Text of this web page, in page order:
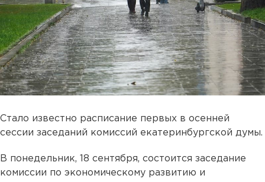
Стало известно расписание первых в осенней
сессии заседаний комиссий екатеринбургской думы.
В понедельник, 18 сентября, состоится заседание
комиссии по экономическому развитию и